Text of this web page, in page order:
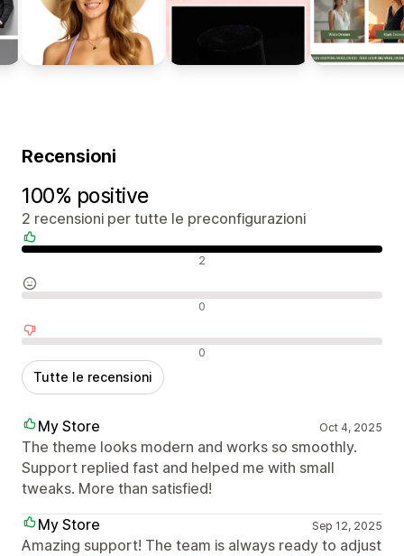
Recensioni
100% positive
2 recensioni per tutte le preconfigurazioni
2
0
0
Tutte le recensioni
My Store Oct 4, 2025
The theme looks modern and works so smoothly.
Support replied fast and helped me with small
tweaks. More than satisfied!
My Store
Sep 12, 2025
Amazing support! The team is always ready to adjust